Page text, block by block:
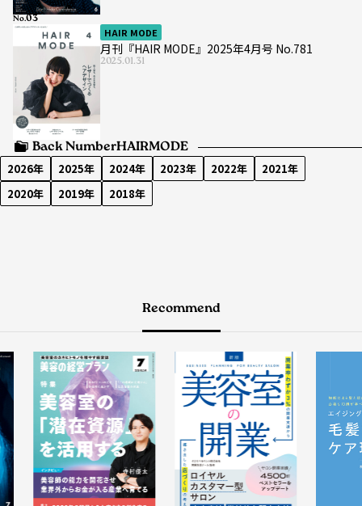
HAIR MODE
月刊『HAIR MODE』2025年4月号 No.781
2025.01.31
No.
Back NumberHAIRMODE
2026年 2025年 2024年 2023年 2022年
2021年
2020年
2019年 2018年
Recommend